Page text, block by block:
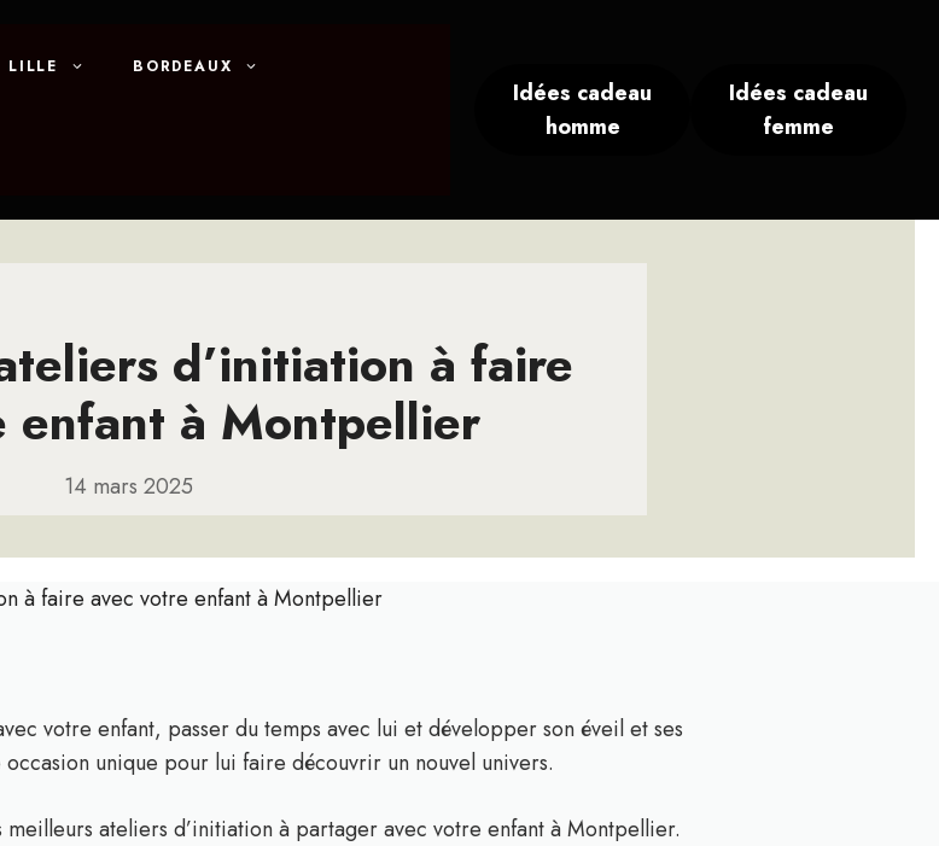
LILLE BORDEAUX
Idées cadeau
homme
Idées cadeau
femme
d’initiation à faire
enfant à Montpellier
14 mars 2025
à faire avec votre enfant à Montpellier
votre enfant, passer du temps avec lui et développer son éveil et ses
unique pour lui faire découvrir un nouvel univers.
ateliers d’initiation à partager avec votre enfant à Montpellier.